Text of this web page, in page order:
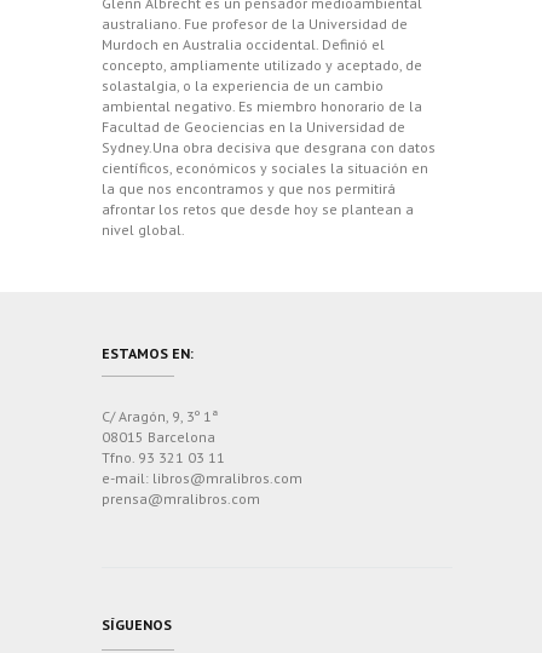
australiano. Fue profesor de la Universidad de
Murdoch en Australia occidental. Definió el
concepto, ampliamente utilizado y aceptado, de
solastalgia, o la experiencia de un cambio
ambiental negativo. Es miembro honorario de la
Facultad de Geociencias en la Universidad de
Sydney.Una obra decisiva que desgrana con datos
científicos, económicos y sociales la situación en
la que nos encontramos y que nos permitirá
afrontar los retos que desde hoy se plantean a
nivel global.
ESTAMOS EN:
C/ Aragón, 9, 3º 1ª
08015 Barcelona
Tfno. 93 321 03 11
e-mail: libros@mralibros.com
prensa@mralibros.com
SÍGUENOS